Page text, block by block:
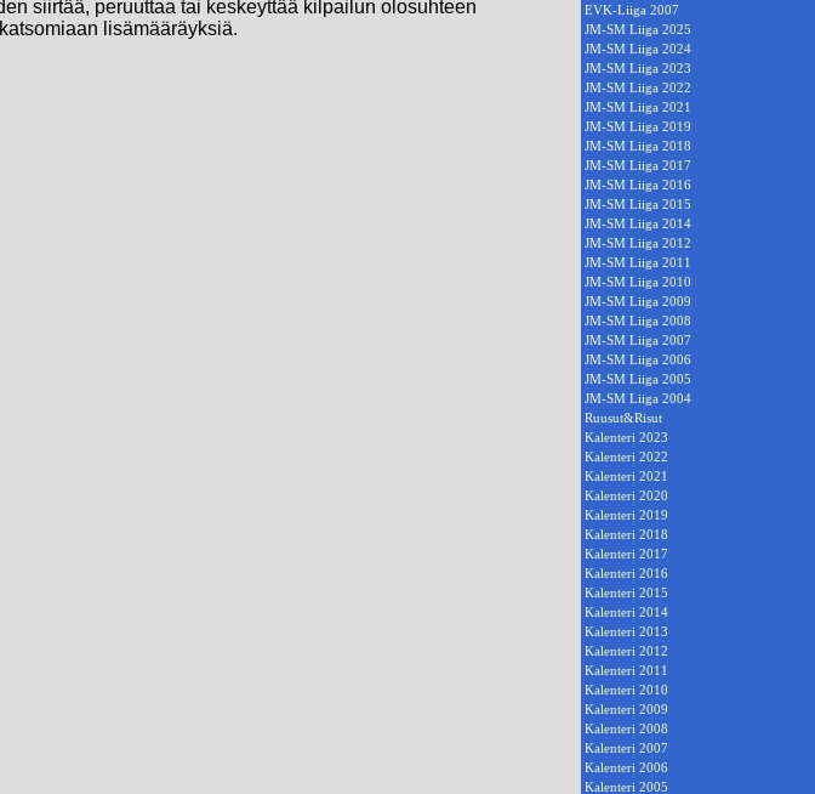
siirtää, peruuttaa tai keskeyttää kilpailun olosuhteen
lisämääräyksiä.
EVK-Liiga 2007
JM-SM Liiga 2025
JM-SM Liiga 2024
JM-SM Liiga 2023
JM-SM Liiga 2022
JM-SM Liiga 2021
JM-SM Liiga 2019
JM-SM Liiga 2018
JM-SM Liiga 2017
JM-SM Liiga 2016
JM-SM Liiga 2015
JM-SM Liiga 2014
JM-SM Liiga 2012
JM-SM Liiga 2011
JM-SM Liiga 2010
JM-SM Liiga 2009
JM-SM Liiga 2008
JM-SM Liiga 2007
JM-SM Liiga 2006
JM-SM Liiga 2005
JM-SM Liiga 2004
Ruusut&Risut
Kalenteri 2023
Kalenteri 2022
Kalenteri 2021
Kalenteri 2020
Kalenteri 2019
Kalenteri 2018
Kalenteri 2017
Kalenteri 2016
Kalenteri 2015
Kalenteri 2014
Kalenteri 2013
Kalenteri 2012
Kalenteri 2011
Kalenteri 2010
Kalenteri 2009
Kalenteri 2008
Kalenteri 2007
Kalenteri 2006
Kalenteri 2005